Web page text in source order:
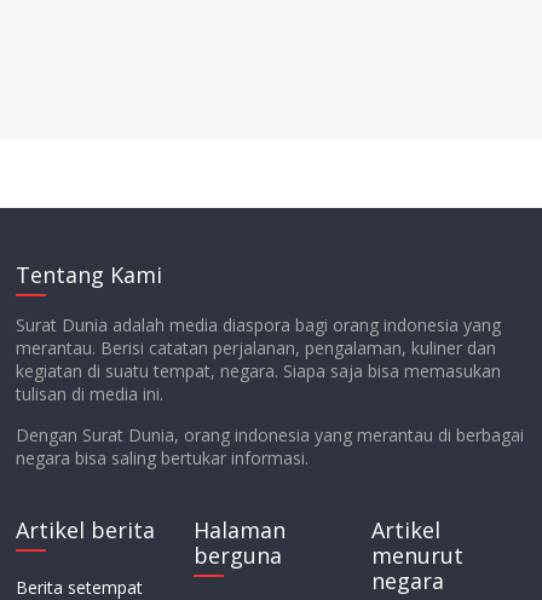
Tentang Kami
Surat Dunia adalah media diaspora bagi orang indonesia yang
merantau. Berisi catatan perjalanan, pengalaman, kuliner dan
kegiatan di suatu tempat, negara. Siapa saja bisa memasukan
tulisan di media ini.
Dengan Surat Dunia, orang indonesia yang merantau di berbagai
negara bisa saling bertukar informasi.
Artikel berita
Berita setempat
Halaman
berguna
Artikel
menurut
negara